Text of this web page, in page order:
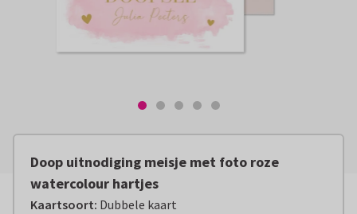
Doop uitnodiging meisje met foto roze
watercolour hartjes
Kaartsoort: Dubbele kaart